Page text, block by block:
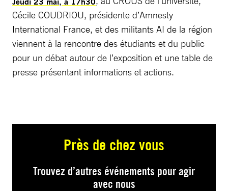
Cécile COUDRIOU, présidente d’Amnesty
International France, et des militants AI de la région
viennent à la rencontre des étudiants et du public
pour un débat autour de l’exposition et une table de
presse présentant informations et actions.
Près de chez vous
Trouvez d’autres événements pour agir
avec nous